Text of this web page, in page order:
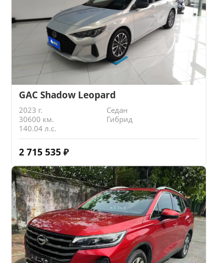
GAC Shadow Leopard
2023 г.
Седан
30600 км.
Гибрид
140.04 л.с.
2 715 535 ₽